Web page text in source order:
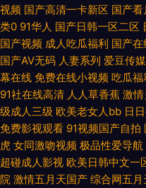
操婷婷网站 激情综合涩涩网 人人
频免费看 后入丰满少妇 男女靠逼
超碰在线69 国语狠狠干 欧美精品
色婷婷 欧美精品3 白丝学姐操逼
线视91 最新五月丁香网 av三级
视频 国产高清一卡新区 国产
类0 91华人 国产日韩一区二区
国产视频 成人吃瓜福利 国产
国产AV无码 人妻系列 爱豆传
幕在线 免费在线小视频 吃瓜福
91社在线高清 人人草香蕉 激
级成人三级 欧美老女人bb 日
免费影视观看 91视频国产自拍
虎 女同激吻视频 极品性爱导航
超碰成人影视 欧美日韩中文一
院 激情五月天国产 综合网五月